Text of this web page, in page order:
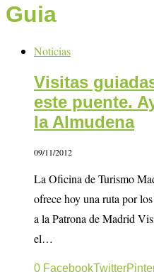
Guia
Noticias
Visitas
este puente.
la Almudena
09/11/2012
La Oficina de Turismo
ofrece hoy una ruta por
a la Patrona de Madrid
el…
0 FacebookTwitter